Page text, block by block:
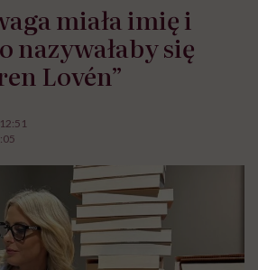
miała imię i
nazywałaby się
Lovén”